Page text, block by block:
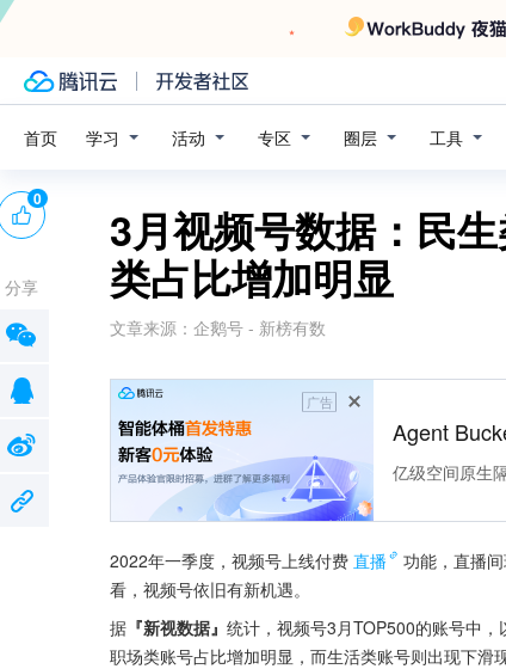
首页 学习 活动 专区 圈层 工具
3月视频号数据：民
类占比增加明显
文章来源： 企鹅号 - 新榜有数
广告
Agent
亿级空间原生
2022年一季度，视频号上线付费 直播
功能，直播
看，视频号依旧有新机遇。
据 『新视数据』 统计，视频号3月TOP500的账号中，
职场类账号占比增加明显，而生活类账号则出现下滑现
0
分享